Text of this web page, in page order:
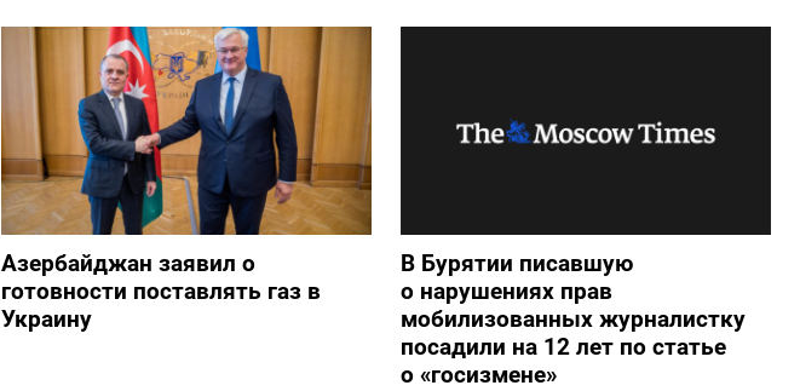
Азербайджан заявил о
готовности поставлять газ в
Украину
В Бурятии писавшую
о нарушениях прав
мобилизованных журналистку
посадили на 12 лет по статье
о «госизмене»